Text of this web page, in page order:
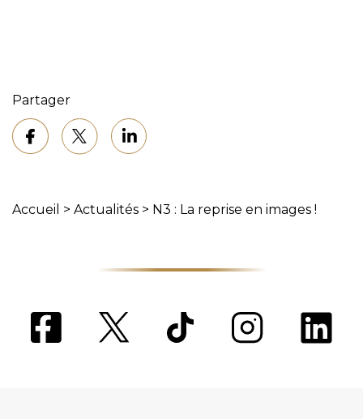
Partager
Accueil > Actualités > N3 : La reprise en images !